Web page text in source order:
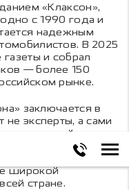
«Клаксон»,
с 1990 года и
надежным
В 2025
и собрал
— более 150
рынке.
заключается в
эксперты, а сами
онлайн,
народным
— значит
широкой
стране.